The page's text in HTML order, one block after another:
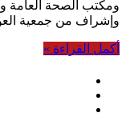
ومكتب الصحة العامة
وإشراف من جمعية
أكمل القراءة »